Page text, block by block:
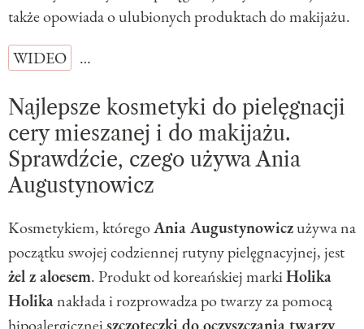
także opowiada o ulubionych produktach do makijażu.
WIDEO
…
Najlepsze kosmetyki do pielęgnacji
cery mieszanej i do makijażu.
Sprawdźcie, czego używa Ania
Augustynowicz
Kosmetykiem, któregoAnia Augustynowiczużywa na
początku swojej codziennej rutyny pielęgnacyjnej, jest
żel z aloesem. Produkt od koreańskiej markiHolika
Holikanakłada i rozprowadza po twarzy za pomocą